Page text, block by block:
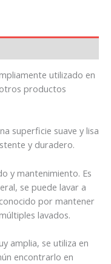
utilizado en
productos
superficie suave y lisa
y duradero.
y mantenimiento. Es
se puede lavar a
por mantener
lavados.
amplia, se utiliza en
encontrarlo en